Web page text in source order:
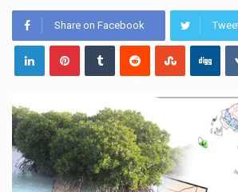
Share on Facebook